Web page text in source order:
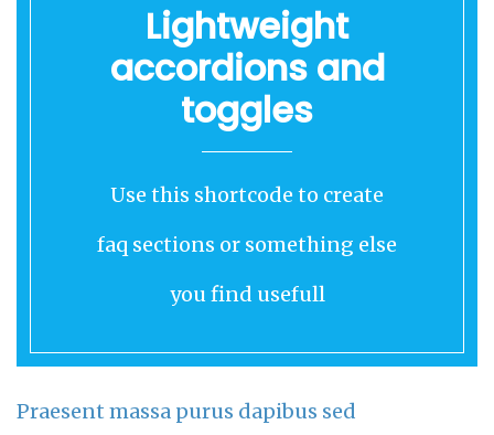
Lightweight
accordions and
toggles
Use this shortcode to create
faq sections or something else
you find usefull
Praesent massa purus dapibus sed